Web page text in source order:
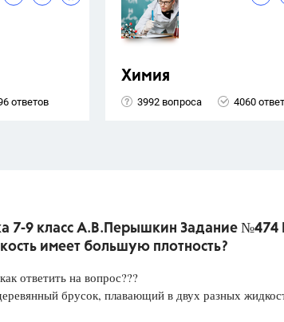
ответов
Химия
3992 вопроса 4060
7-9 класс А.В.Перышкин Задание №474
имеет большую плотность?
ответить на вопрос???
брусок, плавающий в двух разных